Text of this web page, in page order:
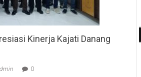
Kinerja Kajati Danang
0